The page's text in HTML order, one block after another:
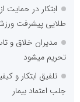
ابتکار در حمایت
طلایی پیشرفت
مدیران خلاق و
تحریم میشود
تلفیق ابتکار و
جلب اعتماد بیمار